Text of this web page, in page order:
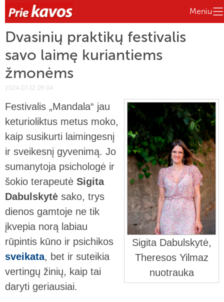
Meniu
Dvasinių praktikų festivalis
savo laimę kuriantiems
žmonėms
2024-07-12 09:04
Sigita Dabulskytė,
Theresos Yilmaz
nuotrauka
Festivalis „Mandala“ jau
keturioliktus metus moko,
kaip susikurti laimingesnį
ir sveikesnį gyvenimą. Jo
sumanytoja psichologė ir
šokio terapeutė Sigita
Dabulskytė sako, trys
dienos gamtoje ne tik
įkvepia norą labiau
rūpintis kūno ir psichikos
sveikata, bet ir suteikia
vertingų žinių, kaip tai
daryti geriausiai.